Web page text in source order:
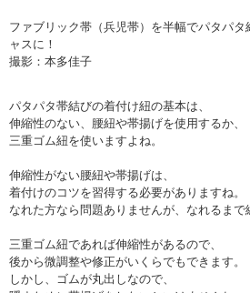
ファブリック帯（兵児帯）を半幅でパタパ
ャスに！
撮影：本多佳子
パタパタ帯結びの着付け紐の基本は、
伸縮性のない、腰紐や帯揚げを使用するか、
三重ゴム紐を使いますよね。
伸縮性がない腰紐や帯揚げは、
着付けのコツを習得する必要がありますね。
なれた方なら問題ありませんが、なれるまで
三重ゴム紐であれば伸縮性があるので、
後から微調整や修正がいくらでもできます。
しかし、ゴムが丸出しなので、